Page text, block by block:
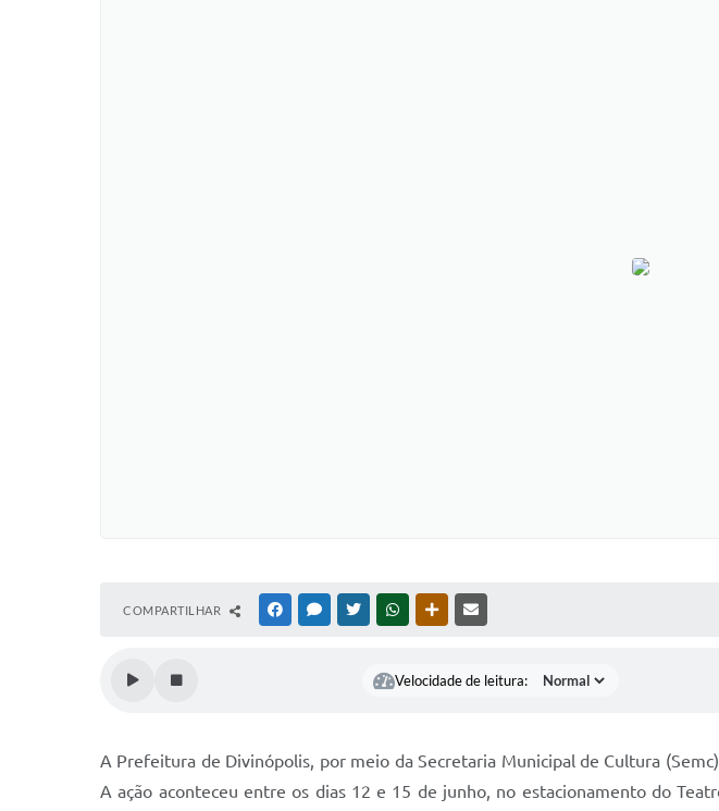
COMPARTILHAR FACEBOOKMESSENGER
TWITTERWHATSAPPOUTRAS MÍDIAS
Velocidade de leitura:
A Prefeitura de Divinópolis, por meio da Secretaria Municipal de Cultura
A ação aconteceu entre os dias 12 e 15 de junho, no estacionamento do